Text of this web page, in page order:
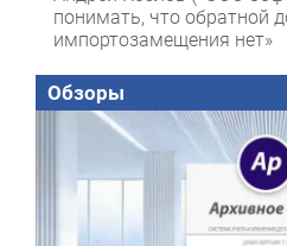
понимать, что обратной
импортозамещения нет»
Обзоры